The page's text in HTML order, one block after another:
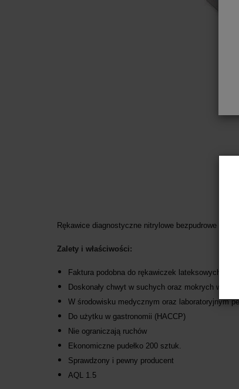
Rękawice diagnostyczne nitrylowe bezpudrowe
Zalety i właściwości:
Faktura podobna do rękawiczek lateksowych
Doskonały chwyt w suchych oraz mokrych
W środowisku medycznym oraz laboratoryjnym
Do użytku w gastronomii (HACCP)
Nie ograniczają ruchów
Ekonomiczne pudełko 200 sztuk.
Sprawdzony i pewny producent
AQL 1.5